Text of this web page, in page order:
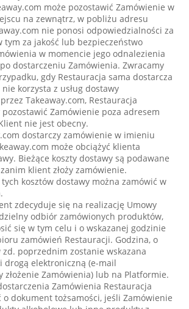
może pozostawić Zamówienie w
na zewnątrz, w pobliżu adresu
nie ponosi odpowiedzialności za
tym za jakość lub bezpieczeństwo
w momencie jego odnalezienia
dostarczeniu Zamówienia. Zwracamy
gdy Restauracja sama dostarcza
korzysta z usług dostawy
Takeaway.com, Restauracja
pozostawić Zamówienie poza adresem
nie jest obecny.
dostarczy zamówienie w imieniu
może obciążyć klienta
Bieżące koszty dostawy są podawane
klient złoży zamówienie.
kosztów dostawy można zamówić w
zdecyduje się na realizację Umowy
odbiór zamówionych produktów,
się w tym celu i o wskazanej godzinie
zamówień Restauracji. Godzina, o
poprzednim zostanie wskazana
drogą elektroniczną (e-mail
złożenie Zamówienia) lub na Platformie.
Zamówienia Restauracja
o dokument tożsamości, jeśli Zamówienie